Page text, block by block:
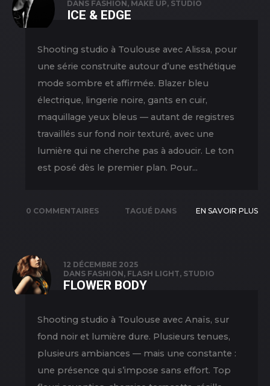
PORTRAIT ,
DANS FASHION, MAKE UP, STUDIO
ICE & EDGE
Shooting studio à Toulouse avec Alissa, pour
une série construite autour d’une esthétique
mode sombre et affirmée. Blazer bleu
électrique, lingerie noire, gants en cuir,
maquillage yeux bleus — autant de registres
travaillés sur fond noir texturé, avec une
lumière qui ne cherche pas à adoucir. Le ton
est posé dès le premier plan. Pour...
0 COMMENTAIRES
TAGUÉ DANS
SHOOTING
STUDIO
EN SAVOIR PLUS
12 DÉCEMBRE 2025
DANS FASHION, FLASH LIGHT, STUDIO
FLOWER BODY
Shooting studio à Toulouse avec Anaïs, sur
fond noir et lumière dure. Plusieurs tenues,
plusieurs ambiances — mais une constante :
une présence qui s’impose sans effort. Top